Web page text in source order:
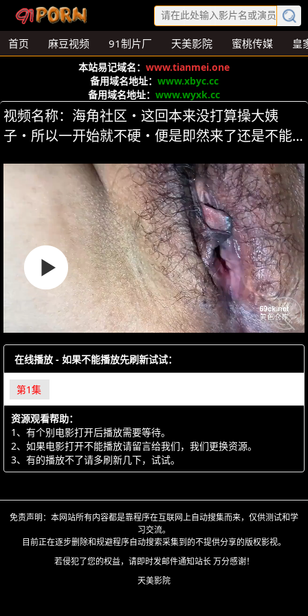
首页 麻豆视频 91制片厂 天美影院 蜜桃传媒 皇
本站易记域名： www.tianmei.one
备用域名地址： www.xbyc.cc
备用域名地址： www.wyxk.cc
视频名称：海角社区・这回本来没打算操大姨
子・所以一开始就不硬・便是即然来了还是不能
在线播放 - 如果不能播放先刷新试试：
第1集
资源观看帮助：
1、有个别电影打开后播放需要等待。
2、如果电影打开不能播放请留言给我们，我们更换资源。
3、有的播放不了请多刷新几下，试试。
免责声明：本网站所有内容都是靠程序在互联网上自动搜集而来，仅供测试和学
习交流。
目前正在逐步删除和规避程序自动搜索采集到的不提供分享的版权影视。
若侵犯了您的权益，请即时发邮件通知站长 万分感谢！
天美影院